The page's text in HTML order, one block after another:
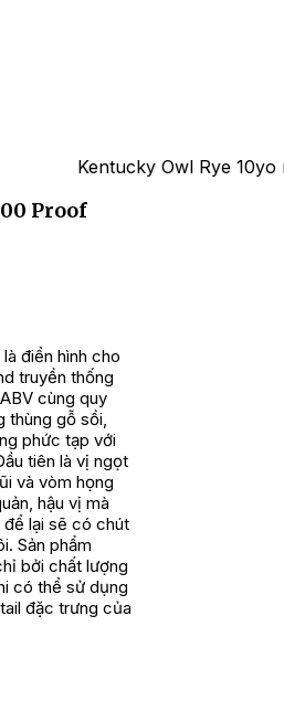
Kentucky Owl Rye
Proof
điển hình cho
truyền thống
cùng quy
thùng gỗ sồi,
phức tạp với
tiên là vị ngọt
và vòm họng
hậu vị mà
để lại sẽ có chút
Sản phẩm
bởi chất lượng
có thể sử dụng
đặc trưng của